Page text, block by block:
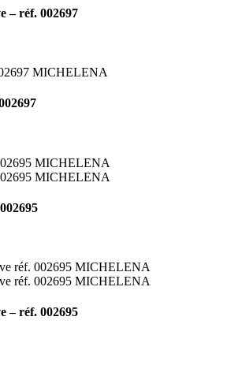
– réf. 002697
– réf. 002695